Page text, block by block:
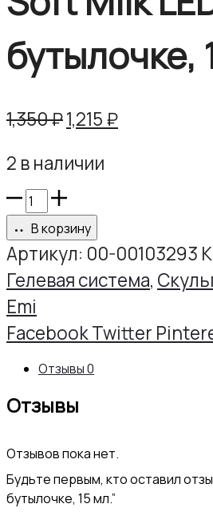
бутылочке,
1,350₽Первоначальная
составляла
1,350 ₽.
1,215₽Текущая
2 в наличии
Количество
товара
Soft
Milk
LED
Gel
бутылочке,
15
В корзину
Артикул: 00-00103293
Гелевая система,
Emi
Share
FacebookTwitter
Отзывы0
Отзывы
Отзывов пока нет.
Будьте первым, кто оставил
бутылочке, 15 мл.”